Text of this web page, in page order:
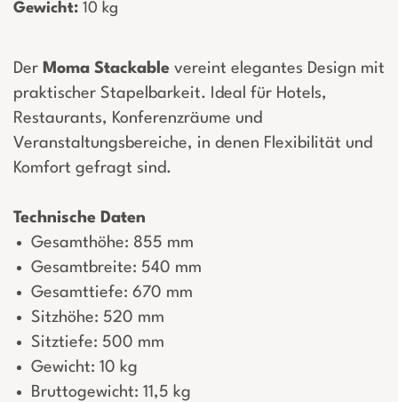
Gewicht: ­ 10 kg
Der Moma Stackable vereint elegantes Design mit
praktischer Stapelbarkeit. Ideal für Hotels,
Restaurants, Konferenzräume und
Veranstaltungsbereiche, in denen Flexibilität und
Komfort gefragt sind.
Technische Daten
Gesamthöhe: 855 mm
Gesamtbreite: 540 mm
Gesamttiefe: 670 mm
Sitzhöhe: 520 mm
Sitztiefe: 500 mm
Gewicht: 10 kg
Bruttogewicht: 11,5 kg